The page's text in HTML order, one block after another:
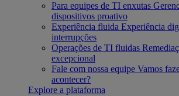
Para equipes de TI enxutas
dispositivos proativo
Experiência fluida Experiência
interrupções
Operações de TI fluidas
excepcional
Fale com nossa equipe Vamos
acontecer?
Explore a plataforma